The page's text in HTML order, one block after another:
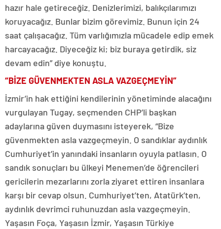
hazır hale getireceğiz. Denizlerimizi, balıkçılarımızı
koruyacağız. Bunlar bizim görevimiz. Bunun için 24
saat çalışacağız. Tüm varlığımızla mücadele edip emek
harcayacağız. Diyeceğiz ki; biz buraya getirdik, siz
devam edin” diye konuştu.
“BİZE GÜVENMEKTEN ASLA VAZGEÇMEYİN”
İzmir’in hak ettiğini kendilerinin yönetiminde alacağını
vurgulayan Tugay, seçmenden CHP’li başkan
adaylarına güven duymasını isteyerek, “Bize
güvenmekten asla vazgeçmeyin. O sandıklar aydınlık
Cumhuriyet’in yanındaki insanların oyuyla patlasın. O
sandık sonuçları bu ülkeyi Menemen’de öğrencileri
gericilerin mezarlarını zorla ziyaret ettiren insanlara
karşı bir cevap olsun. Cumhuriyet’ten, Atatürk’ten,
aydınlık devrimci ruhunuzdan asla vazgeçmeyin.
Yaşasın Foça, Yaşasın İzmir, Yaşasın Türkiye